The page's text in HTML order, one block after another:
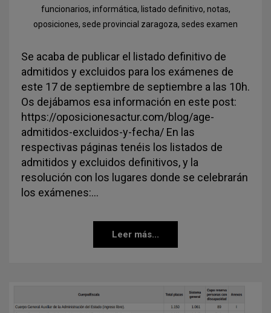
funcionarios, informática, listado definitivo, notas,
oposiciones, sede provincial zaragoza, sedes examen
Se acaba de publicar el listado definitivo de
admitidos y excluidos para los exámenes de
este 17 de septiembre de septiembre a las 10h.
Os dejábamos esa información en este post:
https://oposicionesactur.com/blog/age-
admitidos-excluidos-y-fecha/ En las
respectivas páginas tenéis los listados de
admitidos y excluidos definitivos, y la
resolución con los lugares donde se celebrarán
los exámenes:…
Leer más...